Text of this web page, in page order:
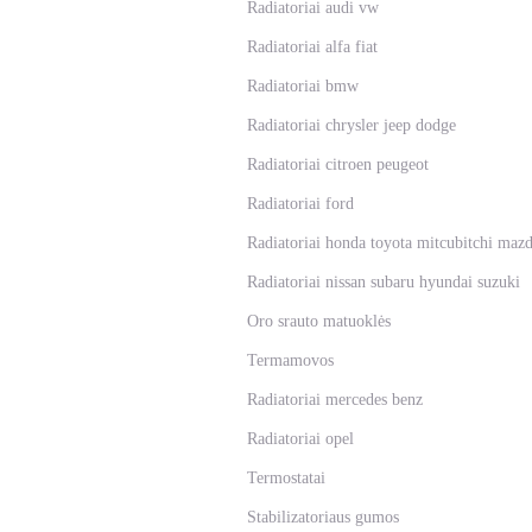
Radiatoriai audi vw
Radiatoriai alfa fiat
Radiatoriai bmw
Radiatoriai chrysler jeep dodge
Radiatoriai citroen peugeot
Radiatoriai ford
Radiatoriai honda toyota mitcubitchi
Radiatoriai nissan subaru hyundai suzuki
Oro srauto matuoklės
Termamovos
Radiatoriai mercedes benz
Radiatoriai opel
Termostatai
Stabilizatoriaus gumos